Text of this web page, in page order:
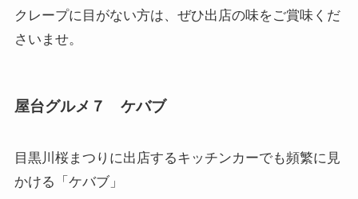
クレープに目がない方は、ぜひ出店の味をご賞味くだ
さいませ。
屋台グルメ７ ケバブ
目黒川桜まつりに出店するキッチンカーでも頻繁に見
かける「 ケバブ 」